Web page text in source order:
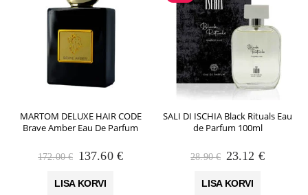
MARTOM DELUXE HAIR CODE
Brave Amber Eau De Parfum
172.00€ Algne
oli:
137.60 €Praegune
LISA KORVI
SALI DI ISCHIA Black Rituals Eau
de Parfum 100ml
28.90€ Algne
oli:
23.12 €
LISA KORVI